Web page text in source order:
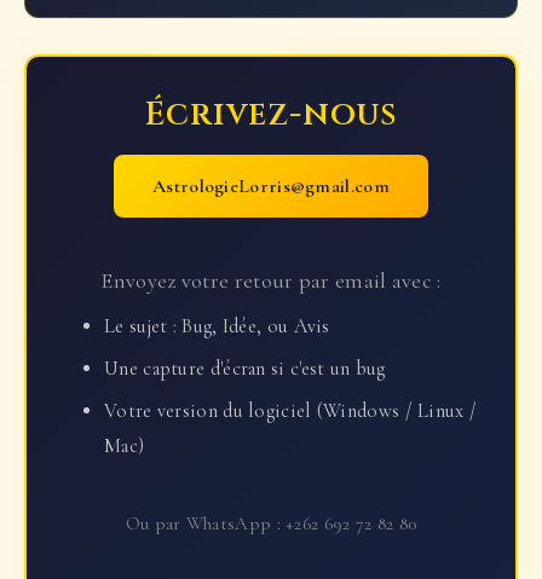
Écrivez-nous
AstrologieLorris@gmail.com
Envoyez votre retour par email avec :
Le sujet : Bug, Idée, ou Avis
Une capture d'écran si c'est un bug
Votre version du logiciel (Windows / Linux /
Mac)
Ou par WhatsApp : +262 692 72 82 80